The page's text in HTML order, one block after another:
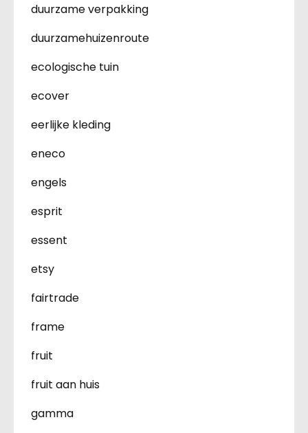
duurzame verpakking
duurzamehuizenroute
ecologische tuin
ecover
eerlijke kleding
eneco
engels
esprit
essent
etsy
fairtrade
frame
fruit
fruit aan huis
gamma